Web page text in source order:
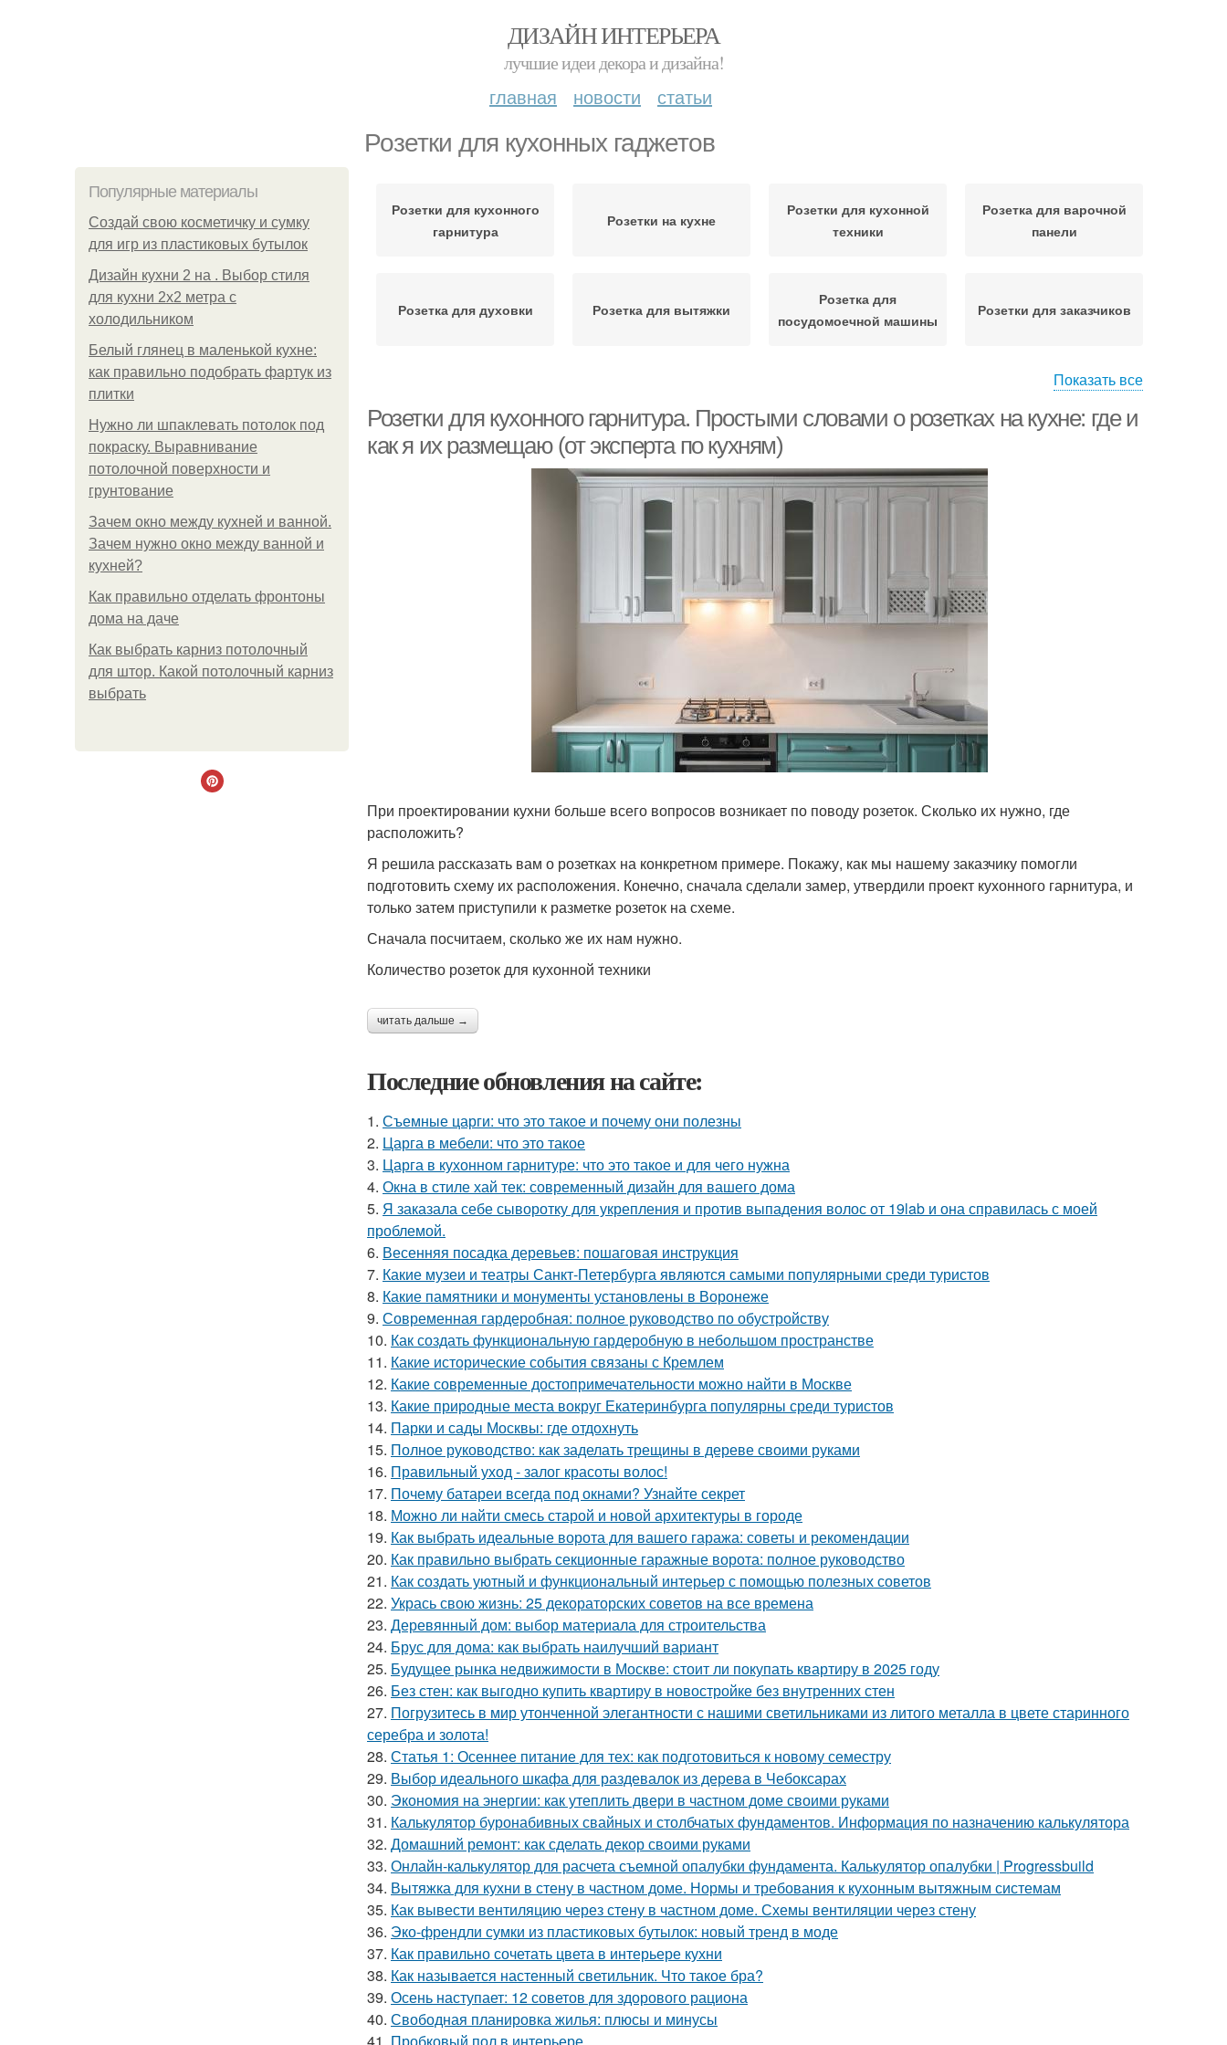
ДИЗАЙН ИНТЕРЬЕРА
лучшие идеи декора и дизайна!
главная новости статьи
Розетки для кухонных гаджетов
Популярные материалы
Создай свою косметичку и сумку
для игр из пластиковых бутылок
Дизайн кухни 2 на . Выбор стиля
для кухни 2х2 метра с
холодильником
Белый глянец в маленькой кухне:
как правильно подобрать фартук из
плитки
Нужно ли шпаклевать потолок под
покраску. Выравнивание
потолочной поверхности и
грунтование
Зачем окно между кухней и ванной.
Зачем нужно окно между ванной и
кухней?
Как правильно отделать фронтоны
дома на даче
Как выбрать карниз потолочный
для штор. Какой потолочный карниз
выбрать
Розетки для кухонного
гарнитура
Розетки на кухне
Розетки для кухонной
техники
Розетка для варочной
панели
Розетка для духовки Розетка для вытяжки
Розетка для
посудомоечной машины
Розетки для заказчиков
Показать все
Розетки для кухонного гарнитура. Простыми словами о розетках на кухне: где и
как я их размещаю (от эксперта по кухням)
При проектировании кухни больше всего вопросов возникает по поводу розеток. Сколько их нужно, где
расположить?
Я решила рассказать вам о розетках на конкретном примере. Покажу, как мы нашему заказчику помогли
подготовить схему их расположения. Конечно, сначала сделали замер, утвердили проект кухонного гарнитура, и
только затем приступили к разметке розеток на схеме.
Сначала посчитаем, сколько же их нам нужно.
Количество розеток для кухонной техники
читать дальше →
Последние обновления на сайте:
1. Съемные царги: что это такое и почему они полезны
2. Царга в мебели: что это такое
3. Царга в кухонном гарнитуре: что это такое и для чего нужна
4. Окна в стиле хай тек: современный дизайн для вашего дома
5. Я заказала себе сыворотку для укрепления и против выпадения волос от 19lab и она справилась с моей
проблемой.
6. Весенняя посадка деревьев: пошаговая инструкция
7. Какие музеи и театры Санкт-Петербурга являются самыми популярными среди туристов
8. Какие памятники и монументы установлены в Воронеже
9. Современная гардеробная: полное руководство по обустройству
10. Как создать функциональную гардеробную в небольшом пространстве
11. Какие исторические события связаны с Кремлем
12. Какие современные достопримечательности можно найти в Москве
13. Какие природные места вокруг Екатеринбурга популярны среди туристов
14. Парки и сады Москвы: где отдохнуть
15. Полное руководство: как заделать трещины в дереве своими руками
16. Правильный уход - залог красоты волос!
17. Почему батареи всегда под окнами? Узнайте секрет
18. Можно ли найти смесь старой и новой архитектуры в городе
19. Как выбрать идеальные ворота для вашего гаража: советы и рекомендации
20. Как правильно выбрать секционные гаражные ворота: полное руководство
21. Как создать уютный и функциональный интерьер с помощью полезных советов
22. Укрась свою жизнь: 25 декораторских советов на все времена
23. Деревянный дом: выбор материала для строительства
24. Брус для дома: как выбрать наилучший вариант
25. Будущее рынка недвижимости в Москве: стоит ли покупать квартиру в 2025 году
26. Без стен: как выгодно купить квартиру в новостройке без внутренних стен
27. Погрузитесь в мир утонченной элегантности с нашими светильниками из литого металла в цвете старинного
серебра и золота!
28. Статья 1: Осеннее питание для тех: как подготовиться к новому семестру
29. Выбор идеального шкафа для раздевалок из дерева в Чебоксарах
30. Экономия на энергии: как утеплить двери в частном доме своими руками
31. Калькулятор буронабивных свайных и столбчатых фундаментов. Информация по назначению калькулятора
32. Домашний ремонт: как сделать декор своими руками
33. Онлайн-калькулятор для расчета съемной опалубки фундамента. Калькулятор опалубки | Progressbuild
34. Вытяжка для кухни в стену в частном доме. Нормы и требования к кухонным вытяжным системам
35. Как вывести вентиляцию через стену в частном доме. Схемы вентиляции через стену
36. Эко-френдли сумки из пластиковых бутылок: новый тренд в моде
37. Как правильно сочетать цвета в интерьере кухни
38. Как называется настенный светильник. Что такое бра?
39. Осень наступает: 12 советов для здорового рациона
40. Свободная планировка жилья: плюсы и минусы